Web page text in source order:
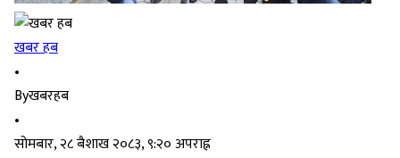
खबर हब
•
Byखबरहब
•
सोमबार, २८ बैशाख २०८३, ९:२० अपराह्न